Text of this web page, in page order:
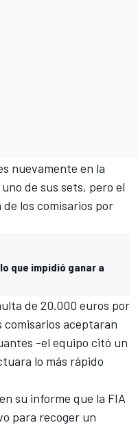
nuevamente en la
de sus sets, pero el
los comisarios por
que impidió ganar a
de 20.000 euros por
comisarios aceptaran
-el equipo citó un
lo más rápido
su informe que la FIA
para recoger un